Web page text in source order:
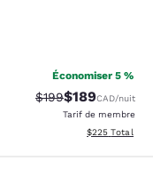
Économiser 5 %
Tarif barré :
$199Tarif réduit :
$189CAD/nuit
Tarif de membre
Afficher les
$225 Total